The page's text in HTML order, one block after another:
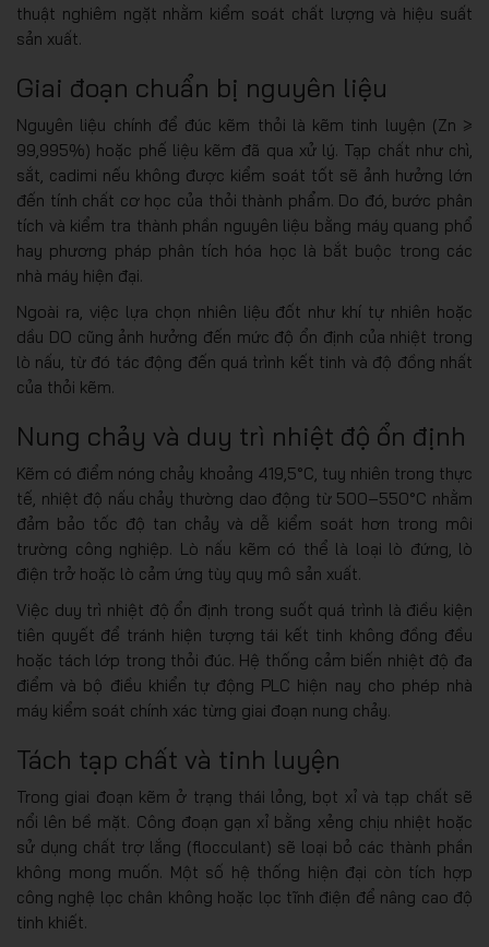
thuật nghiêm ngặt nhằm kiểm soát chất lượng và hiệu suất
sản xuất.
Giai đoạn chuẩn bị nguyên liệu
Nguyên liệu chính để đúc kẽm thỏi là kẽm tinh luyện (Zn ≥
99,995%) hoặc phế liệu kẽm đã qua xử lý. Tạp chất như chì,
sắt, cadimi nếu không được kiểm soát tốt sẽ ảnh hưởng lớn
đến tính chất cơ học của thỏi thành phẩm. Do đó, bước phân
tích và kiểm tra thành phần nguyên liệu bằng máy quang phổ
hay phương pháp phân tích hóa học là bắt buộc trong các
nhà máy hiện đại.
Ngoài ra, việc lựa chọn nhiên liệu đốt như khí tự nhiên hoặc
dầu DO cũng ảnh hưởng đến mức độ ổn định của nhiệt trong
lò nấu, từ đó tác động đến quá trình kết tinh và độ đồng nhất
của thỏi kẽm.
Nung chảy và duy trì nhiệt độ ổn định
Kẽm có điểm nóng chảy khoảng 419,5°C, tuy nhiên trong thực
tế, nhiệt độ nấu chảy thường dao động từ 500–550°C nhằm
đảm bảo tốc độ tan chảy và dễ kiểm soát hơn trong môi
trường công nghiệp. Lò nấu kẽm có thể là loại lò đứng, lò
điện trở hoặc lò cảm ứng tùy quy mô sản xuất.
Việc duy trì nhiệt độ ổn định trong suốt quá trình là điều kiện
tiên quyết để tránh hiện tượng tái kết tinh không đồng đều
hoặc tách lớp trong thỏi đúc. Hệ thống cảm biến nhiệt độ đa
điểm và bộ điều khiển tự động PLC hiện nay cho phép nhà
máy kiểm soát chính xác từng giai đoạn nung chảy.
Tách tạp chất và tinh luyện
Trong giai đoạn kẽm ở trạng thái lỏng, bọt xỉ và tạp chất sẽ
nổi lên bề mặt. Công đoạn gạn xỉ bằng xẻng chịu nhiệt hoặc
sử dụng chất trợ lắng (flocculant) sẽ loại bỏ các thành phần
không mong muốn. Một số hệ thống hiện đại còn tích hợp
công nghệ lọc chân không hoặc lọc tĩnh điện để nâng cao độ
tinh khiết.